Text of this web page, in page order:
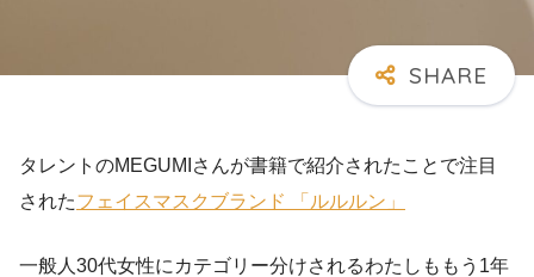
タレントのMEGUMIさんが書籍で紹介されたことで注目
されたフェイスマスクブランド 「ルルルン」
一般人30代女性にカテゴリー分けされるわたしももう1年